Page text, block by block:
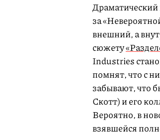
Драматический
за
внешний, а
сюжету
Industries
помнят, что с
забывают, что
Скотт) и его
Вероятно, в
взявшейся